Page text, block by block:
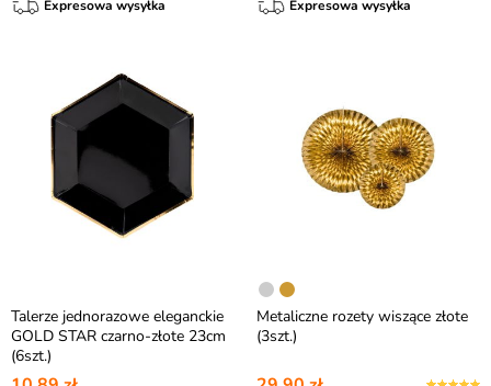
Expresowa wysyłka Expresowa wysyłka
Talerze jednorazowe eleganckie
GOLD STAR czarno-złote 23cm
(6szt.)
Metaliczne rozety wiszące złote
(3szt.)